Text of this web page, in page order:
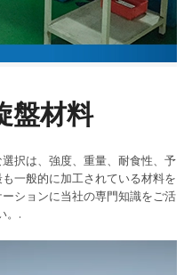
盤材料
択は、強度、重量、耐食性、予
一般的に加工されている材料を
ションに当社の専門知識をご活
。.